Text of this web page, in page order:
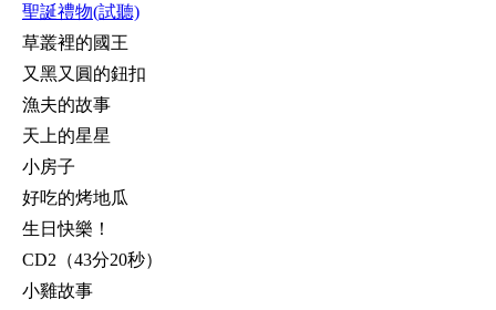
聖誕禮物(試聽)
草叢裡的國王
又黑又圓的鈕扣
漁夫的故事
天上的星星
小房子
好吃的烤地瓜
生日快樂！
CD2（43分20秒）
小雞故事